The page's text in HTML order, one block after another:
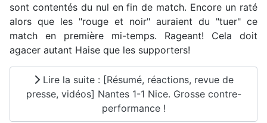
sont contentés du nul en fin de match. Encore un raté
alors que les "rouge et noir" auraient du "tuer" ce
match en première mi-temps. Rageant! Cela doit
agacer autant Haise que les supporters!
Lire la suite : [Résumé, réactions, revue de
presse, vidéos] Nantes 1-1 Nice. Grosse contre-
performance !